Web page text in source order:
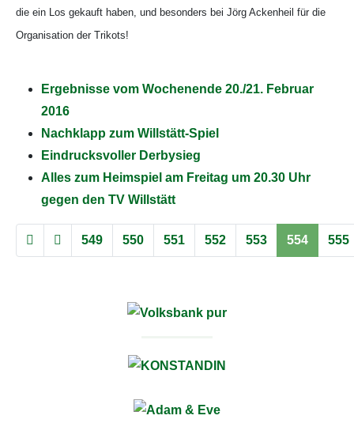
die ein Los gekauft haben, und besonders bei Jörg Ackenheil für die
Organisation der Trikots!
Ergebnisse vom Wochenende 20./21. Februar
2016
Nachklapp zum Willstätt-Spiel
Eindrucksvoller Derbysieg
Alles zum Heimspiel am Freitag um 20.30 Uhr
gegen den TV Willstätt
Seite 554 von 637
549 550 551 552 553 554 555